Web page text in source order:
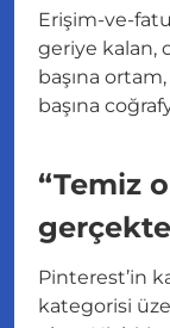
Erişim-ve-
geriye kalan,
başına
başına
“Temiz
Pinterest’in
kategorisi